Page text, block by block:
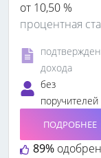
от 10,50 %
процентная
дохода
без
поручителей
89%
ПОДРОБНЕЕ